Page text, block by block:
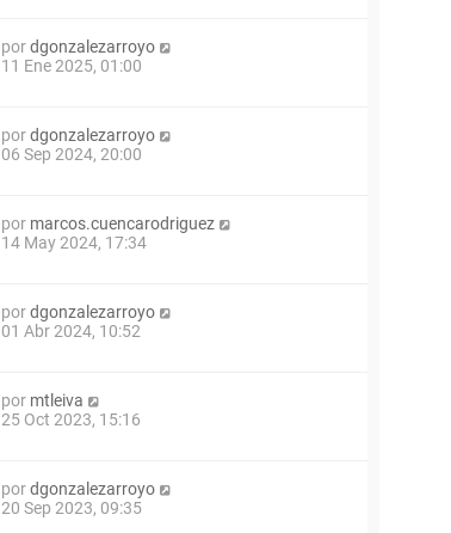
pordgonzalezarroyo
11 Ene 2025, 01:00
pordgonzalezarroyo
06 Sep 2024, 20:00
por marcos.cuencarodriguez
14 May 2024, 17:34
pordgonzalezarroyo
01 Abr 2024, 10:52
por mtleiva
25 Oct 2023, 15:16
pordgonzalezarroyo
20 Sep 2023, 09:35